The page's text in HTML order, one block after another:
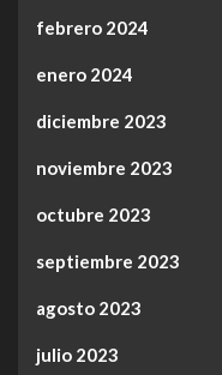
febrero 2024
enero 2024
diciembre 2023
noviembre 2023
octubre 2023
septiembre 2023
agosto 2023
julio 2023